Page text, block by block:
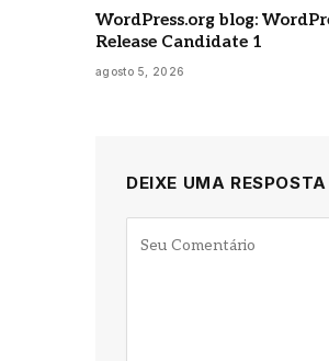
WordPress.org blog:
Release Candidate 1
agosto 5, 2026
DEIXE UMA RESPOSTA